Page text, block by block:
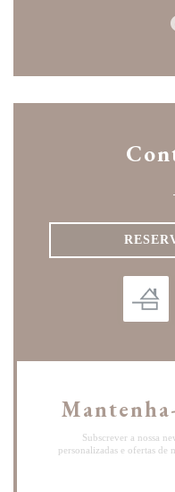
Subscrever a nossa
personalizadas e ofertas